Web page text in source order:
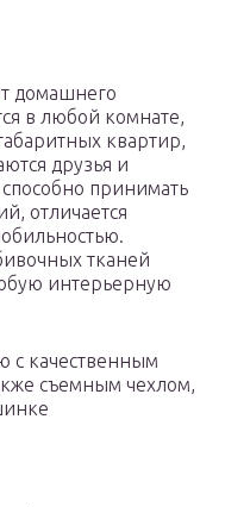
домашнего
в любой комнате,
квартир,
друзья и
принимать
отличается
тканей
интерьерную
с качественным
съемным чехлом,